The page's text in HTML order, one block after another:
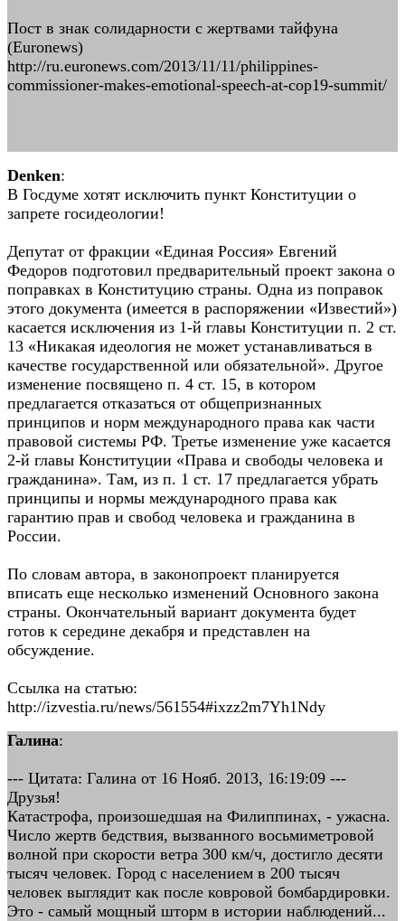
Пост в знак солидарности с жертвами тайфуна
(Euronews)
http://ru.euronews.com/2013/11/11/philippines-
commissioner-makes-emotional-speech-at-cop19-summit/
Denken:
В Госдуме хотят исключить пункт Конституции о
запрете госидеологии!
Депутат от фракции «Единая Россия» Евгений
Федоров подготовил предварительный проект закона о
поправках в Конституцию страны. Одна из поправок
этого документа (имеется в распоряжении «Известий»)
касается исключения из 1-й главы Конституции п. 2 ст.
13 «Никакая идеология не может устанавливаться в
качестве государственной или обязательной». Другое
изменение посвящено п. 4 ст. 15, в котором
предлагается отказаться от общепризнанных
принципов и норм международного права как части
правовой системы РФ. Третье изменение уже касается
2-й главы Конституции «Права и свободы человека и
гражданина». Там, из п. 1 ст. 17 предлагается убрать
принципы и нормы международного права как
гарантию прав и свобод человека и гражданина в
России.
По словам автора, в законопроект планируется
вписать еще несколько изменений Основного закона
страны. Окончательный вариант документа будет
готов к середине декабря и представлен на
обсуждение.
Ссылка на статью:
http://izvestia.ru/news/561554#ixzz2m7Yh1Ndy
Галина:
--- Цитата: Галина от 16 Нояб. 2013, 16:19:09 ---
Друзья!
Катастрофа, произошедшая на Филиппинах, - ужасна.
Число жертв бедствия, вызванного восьмиметровой
волной при скорости ветра 300 км/ч, достигло десяти
тысяч человек. Город с населением в 200 тысяч
человек выглядит как после ковровой бомбардировки.
Это - самый мощный шторм в истории наблюдений...